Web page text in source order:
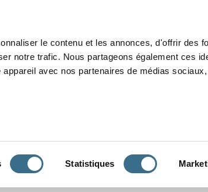
le contenu et les annonces, d'offrir des
notre trafic. Nous partageons également ces
avec nos partenaires de médias
Statistiques